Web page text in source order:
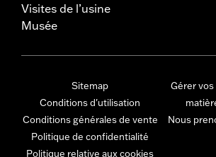
Visites de l’usine
Musée
Sitemap
Conditions d'utilisation
Conditions générales de vente
Politique de confidentialité
Politique relative aux cookies
Gérer
Nous